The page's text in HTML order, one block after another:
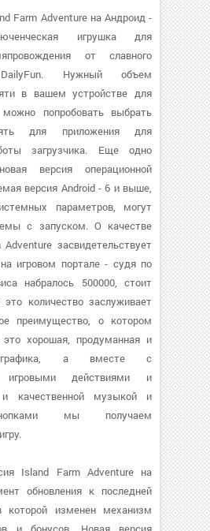
Farm Adventure на Андроид -
игрушка для
от славного
DailyFun. Нужный объем
в вашем устройстве для
попробовать выбрать
для приложения для
загрузчика. Еще одно
версия операционной
версия Android - 6 и выше,
параметров, могут
с запуском. О качестве
засвидетельствует
игровом портале - судя по
набралось 500000, стоит
это количество заслуживает
преимущество, о котором
хорошая, продуманная и
графика, а вместе с
игровыми действиями и
и качественной музыкой и
мы получаем
Island Farm Adventure на
обновления к последней
изменен механизм